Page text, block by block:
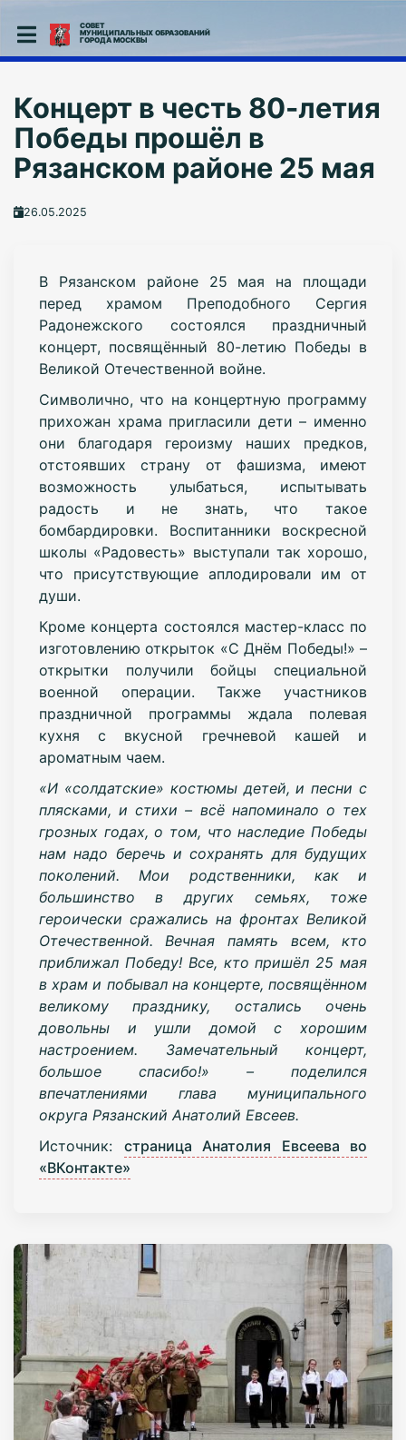
СОВЕТ
МУНИЦИПАЛЬНЫХ ОБРАЗОВАНИЙ
ГОРОДА МОСКВЫ
Концерт в честь 80-летия
Победы прошёл в
Рязанском районе 25 мая
26.05.2025
В Рязанском районе 25 мая на площади
перед храмом Преподобного Сергия
Радонежского состоялся праздничный
концерт, посвящённый 80-летию Победы в
Великой Отечественной войне.
Символично, что на концертную программу
прихожан храма пригласили дети – именно
они благодаря героизму наших предков,
отстоявших страну от фашизма, имеют
возможность улыбаться, испытывать
радость и не знать, что такое
бомбардировки. Воспитанники воскресной
школы «Радовесть» выступали так хорошо,
что присутствующие аплодировали им от
души.
Кроме концерта состоялся мастер-класс по
изготовлению открыток «С Днём Победы!» –
открытки получили бойцы специальной
военной операции. Также участников
праздничной программы ждала полевая
кухня с вкусной гречневой кашей и
ароматным чаем.
«И «солдатские» костюмы детей, и песни с
плясками, и стихи – всё напоминало о тех
грозных годах, о том, что наследие Победы
нам надо беречь и сохранять для будущих
поколений. Мои родственники, как и
большинство в других семьях, тоже
героически сражались на фронтах Великой
Отечественной. Вечная память всем, кто
приближал Победу! Все, кто пришёл 25 мая
в храм и побывал на концерте, посвящённом
великому празднику, остались очень
довольны и ушли домой с хорошим
настроением. Замечательный концерт,
большое спасибо!» – поделился
впечатлениями глава муниципального
округа Рязанский Анатолий Евсеев.
Источник: страница Анатолия Евсеева во
«ВКонтакте»